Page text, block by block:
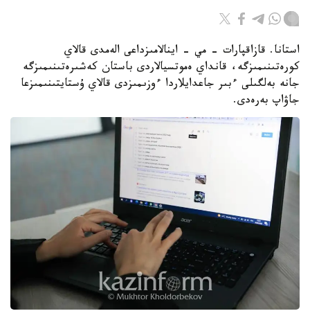
استانا. قازاقپارات - مي - اينالامىزداعى الەمدى قالاي
كورەتىنىمىزگە، قانداي ەموتسيالاردى باستان كەشىرەتىنىمىزگە
جانە بەلگىلى ءبىر جاعدايلاردا ءوزىمىزدى قالاي ۇستايتىنىمىزعا
جاۋاپ بەرەدى.